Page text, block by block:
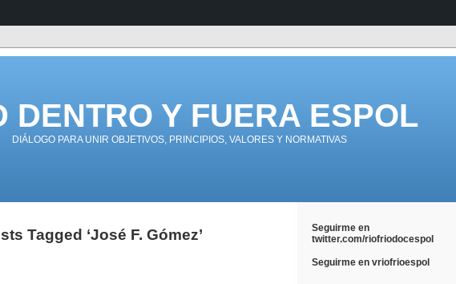
DENTRO Y FUERA ESPOL
DIÁLOGO PARA UNIR OBJETIVOS, PRINCIPIOS, VALORES Y NORMATIVAS
Tagged ‘José F. Gómez’
Seguirme en
twitter.com/riofriodocespol
Seguirme en vriofrioespol